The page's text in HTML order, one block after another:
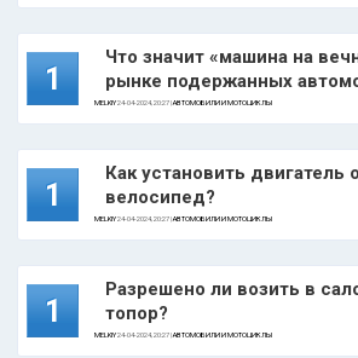
1
Что значит «машина на
рынке подержанных
MELKIY24-04-2024, 20:27 |АВТОМОБИЛИ И МОТОЦИКЛЫ
1
Как установить двигатель
велосипед?
MELKIY24-04-2024, 20:27 |АВТОМОБИЛИ И МОТОЦИКЛЫ
1
Разрешено ли возить в
топор?
MELKIY24-04-2024, 20:27 |АВТОМОБИЛИ И МОТОЦИКЛЫ